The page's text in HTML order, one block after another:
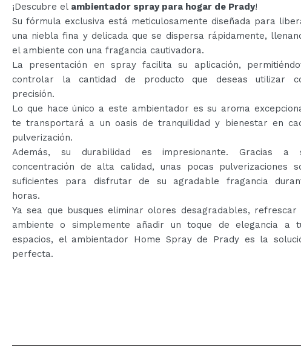
¡Descubre el ambientador spray para hogar de Prady!
Su fórmula exclusiva está meticulosamente diseñada para
una niebla fina y delicada que se dispersa rápidamente,
el ambiente con una fragancia cautivadora.
La presentación en spray facilita su aplicación,
controlar la cantidad de producto que deseas utilizar
precisión.
Lo que hace único a este ambientador es su aroma
te transportará a un oasis de tranquilidad y bienestar en
pulverización.
Además, su durabilidad es impresionante. Gracias a
concentración de alta calidad, unas pocas pulverizaciones
suficientes para disfrutar de su agradable fragancia
horas.
Ya sea que busques eliminar olores desagradables, refrescar
ambiente o simplemente añadir un toque de elegancia a
espacios, el ambientador Home Spray de Prady es la
perfecta.